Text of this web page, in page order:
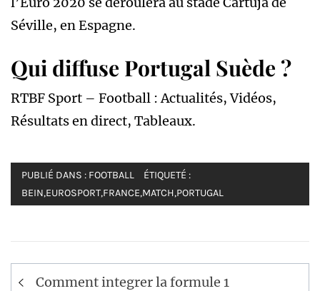
Séville, en Espagne.
Qui diffuse Portugal Suède ?
RTBF Sport – Football : Actualités, Vidéos,
Résultats en direct, Tableaux.
PUBLIÉ DANS : FOOTBALL
ÉTIQUETÉ :
BEIN,EUROSPORT,FRANCE,MATCH,PORTUGAL
Navigation
Comment integrer la formule 1